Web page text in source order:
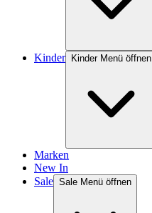
Kinder Kinder Menü öffnen
Marken
New In
Sale Sale Menü öffnen